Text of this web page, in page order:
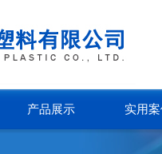
产品展示 实用